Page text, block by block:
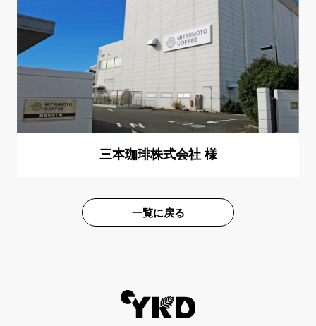
三本珈琲株式会社 様
一覧に戻る